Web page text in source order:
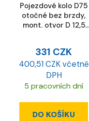
Pojezdové kolo D75
otočné bez brzdy,
mont. otvor D 12,5
331 CZK
400,51 CZK včetně
DPH
5 pracovních dní
DO KOŠÍKU